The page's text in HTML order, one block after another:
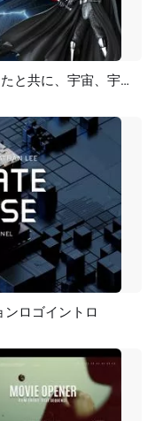
生成 スターウォーズデー、5月4日、あなたと共に、宇宙、宇宙戦争、惑星、映画、予告編、オープニング、イントロ
マイズ
ンロゴイントロ